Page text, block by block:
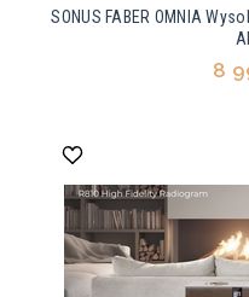
SONUS FABER OMNIA
8